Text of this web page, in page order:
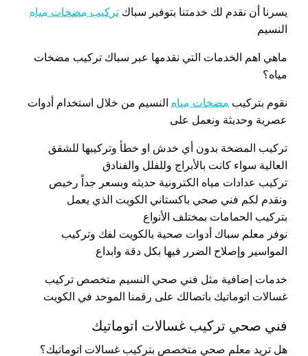
يسرنا أن نقدم لك خدمتنا بتوفير سباك تركيب مضخات مياه
النسيم
ماهي اهم الخدمات التي نقدمها عبر سباك تركيب مضخات
مياه؟
نقوم بتركيب مضخات مياه النسيم من خلال استخدام أدوات
عصرية وحديثة ونعمل على
تركيب المضخة بدون أي خدش او خطأ وتركيبها للشقق
العالية سواء كانت بالأبراج وللفلل والفنادق
تركيب عدادات مياه الكترونية حديثه وبسعر جداً رخيص
ونقدم لكم فني صحي باكستاني الكويت الذي يعمل
بتركيب الحمامات بمختلف الأنواع
نوفر معلم سباك أدوات صحية بالكويت لفك وتركيب
المواسير وإصلاح الضرر فيها بكل دقة وابداع
خدمات إضافية مثل فني صحي النسيم متخصص تركيب
غسالات اتوماتيك باتصالك على رقمنا الموحد في الكويت
فني صحي تركيب غسالات اتوماتيك
هل تريد معلم صحي متخصص بتركيب غسالات اتوماتيك؟